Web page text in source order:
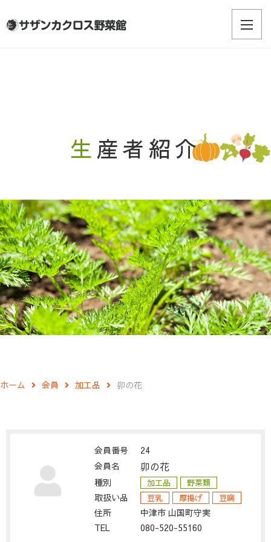
生産者紹介
ホーム 会員 加工品 卯の花
会員番号
24
会員名
卯の花
種別 加工品 野菜類
取扱い品 豆乳 厚揚げ 豆腐
住所
中津市 山国町守実
TEL
080-520-55160